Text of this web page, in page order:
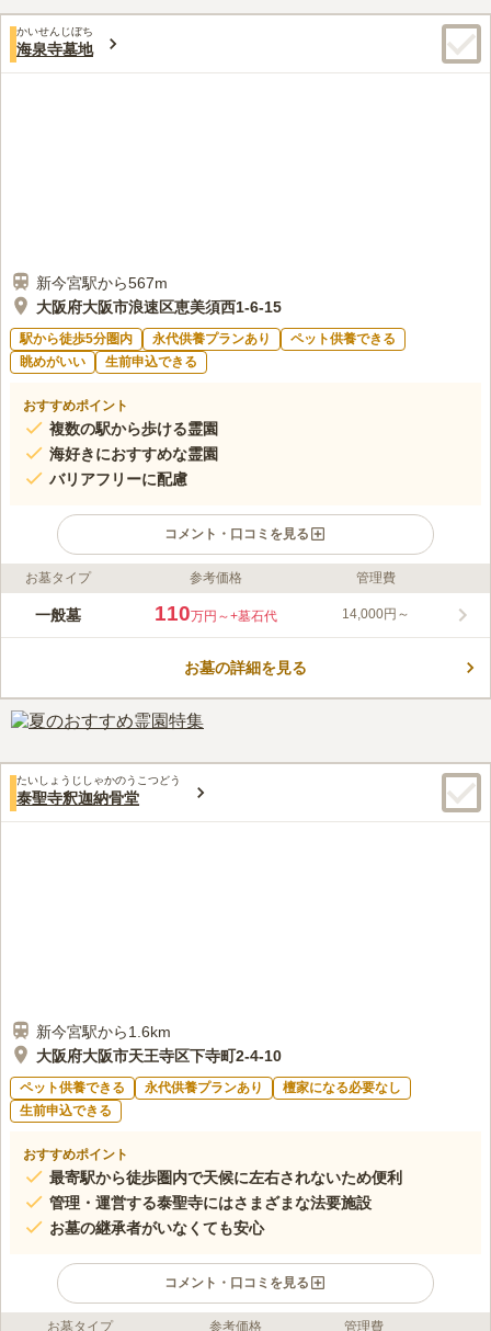
かいせんじぼち
海泉寺墓地
新今宮駅から567m
大阪府大阪市浪速区恵美須西1-6-15
駅から徒歩5分圏内 永代供養プランあり
ペット供養できる
眺めがいい
生前申込できる
おすすめポイント
複数の駅から歩ける霊園
海好きにおすすめな霊園
バリアフリーに配慮
コメント・口コミを見る
ライフドット編集部のコメント
爽やかさと清潔感を併せ持った、浪速区にある由緒正しき寺院墓
す。海洋寺は流れ着いた観音像を本尊としてお念仏道場としたの
ります。海洋寺墓地は宗教不問です。宗教の違いを気にすること
なく誰でも申し込むことができます。江戸時代に活躍していた小
すすめです。
口コミ評価
お墓タイプ 参考価格 管理費
一般墓 110万円～+墓石代 14,000円～
お墓の詳細を見る
たいしょうじしゃかのうこつどう
泰聖寺釈迦納骨堂
新今宮駅から1.6km
大阪府大阪市天王寺区下寺町2-4-10
ペット供養できる 永代供養プランあり
檀家になる必要なし
生前申込できる
おすすめポイント
最寄駅から徒歩圏内で天候に左右されないため便利
管理・運営する泰聖寺にはさまざまな法要施設
お墓の継承者がいなくても安心
コメント・口コミを見る
お墓タイプ 参考価格 管理費